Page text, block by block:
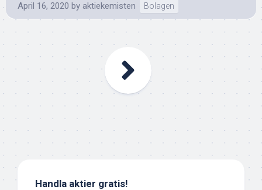
April 16, 2020 by aktiekemisten Bolagen
Handla aktier gratis!